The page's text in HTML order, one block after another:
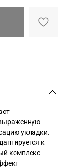
укладки.
к
комплекс